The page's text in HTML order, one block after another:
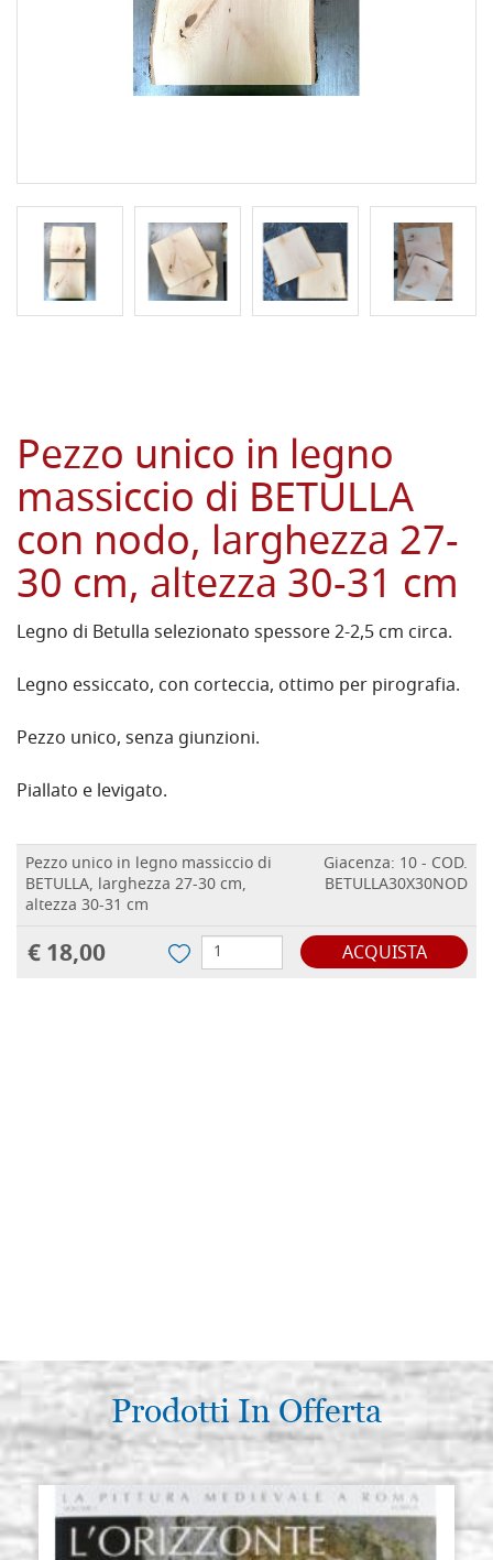
Pezzo unico in legno
massiccio di BETULLA
con nodo, larghezza 27-
30 cm, altezza 30-31 cm
Legno di Betulla selezionato spessore 2-2,5 cm circa.
Legno essiccato, con corteccia, ottimo per pirografia.
Pezzo unico, senza giunzioni.
Piallato e levigato.
Pezzo unico in legno massiccio di
BETULLA, larghezza 27-30 cm,
altezza 30-31 cm
Giacenza: 10 - COD.
BETULLA30X30NOD
€ 18,00 ACQUISTA
Prodotti In Offerta